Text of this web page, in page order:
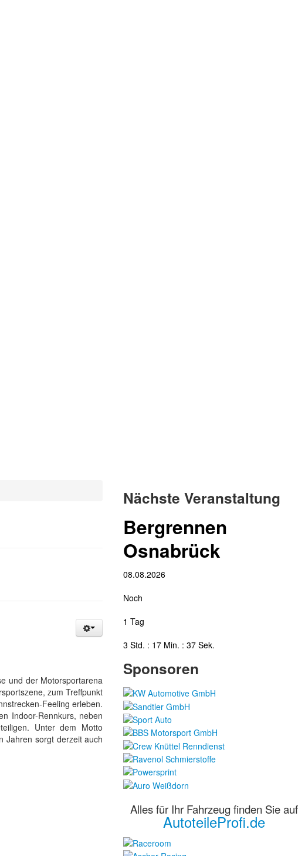
und der Motorsportarena
zum Treffpunkt
Feeling erleben.
Indoor-Rennkurs, neben
Unter dem Motto
Jahren sorgt derzeit auch
Nächste Veranstaltung
Bergrennen
Osnabrück
08.08.2026
Noch
1 Tag
3 Std. : 17 Min. : 36 Sek.
Sponsoren
Alles für Ihr Fahrzeug finden Sie auf
AutoteileProfi.de